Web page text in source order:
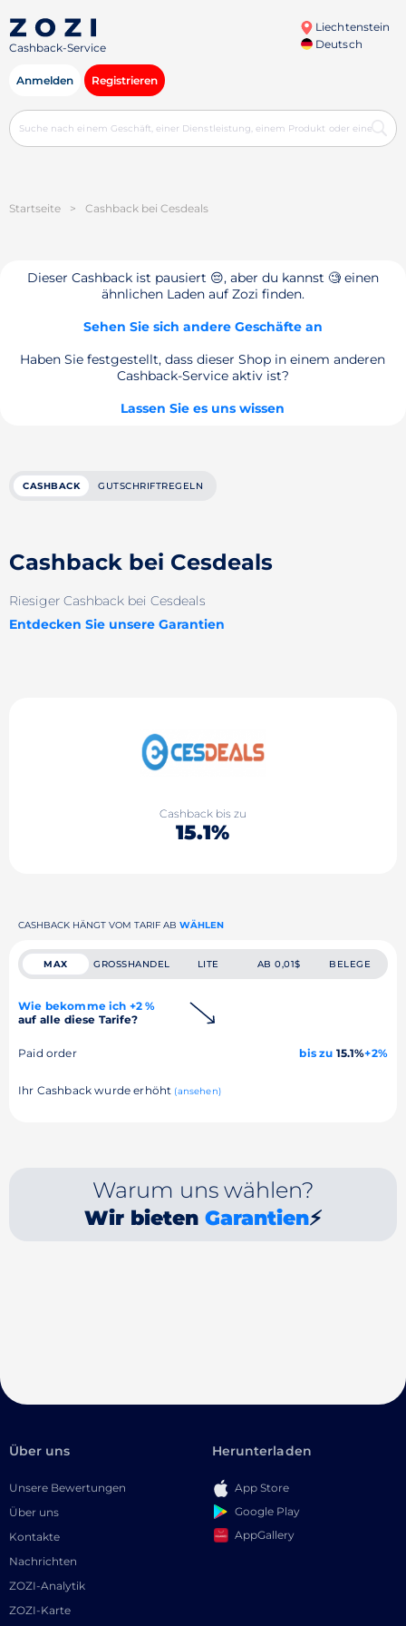
Cashback-Service
Liechtenstein
Deutsch
Anmelden Registrieren
Startseite > Cashback bei Cesdeals
Dieser Cashback ist pausiert 😔, aber du kannst 🧐 einen
ähnlichen Laden auf Zozi finden.
Sehen Sie sich andere Geschäfte an
Haben Sie festgestellt, dass dieser Shop in einem anderen
Cashback-Service aktiv ist?
Lassen Sie es uns wissen
CASHBACK GUTSCHRIFTREGELN
Cashback bei Cesdeals
Riesiger Cashback bei Cesdeals
Entdecken Sie unsere Garantien
Cashback bis zu
15.1%
CASHBACK HÄNGT VOM TARIF AB WÄHLEN
MAX GROSSHANDEL LITE AB 0,01$ BELEGE
Wie bekomme ich +2 %
auf alle diese Tarife?
Paid order bis zu 15.1%+2%
Ihr Cashback wurde erhöht (ansehen)
Warum uns wählen?
Wir bieten Garantien⚡
Über uns
Unsere Bewertungen
Über uns
Kontakte
Nachrichten
ZOZI-Analytik
ZOZI-Karte
Herunterladen
App Store
Google Play
AppGallery